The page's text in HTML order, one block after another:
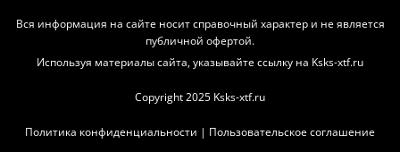
Вся информация на сайте носит справочный характер и не является
публичной офертой.
Используя материалы сайта, указывайте ссылку на Ksks-xtf.ru
Copyright 2025 Ksks-xtf.ru
Политика конфиденциальности | Пользовательское соглашение